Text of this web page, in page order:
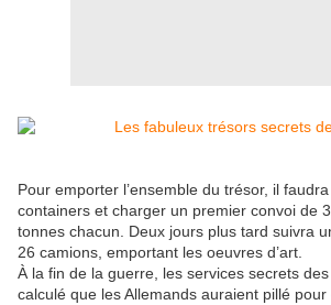
Pour emporter l’ensemble du trésor, il
containers et charger un premier convoi de
tonnes chacun. Deux jours plus tard suivra
26 camions, emportant les oeuvres d’art.
À la fin de la guerre, les services secrets
calculé que les Allemands auraient pillé